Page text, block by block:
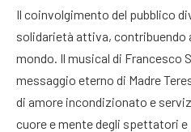
Il coinvolgimento del pubblico
solidarietà attiva, contribuendo
mondo. Il musical di Francesco
messaggio eterno di Madre
di amore incondizionato e
cuore e mente degli spettatori